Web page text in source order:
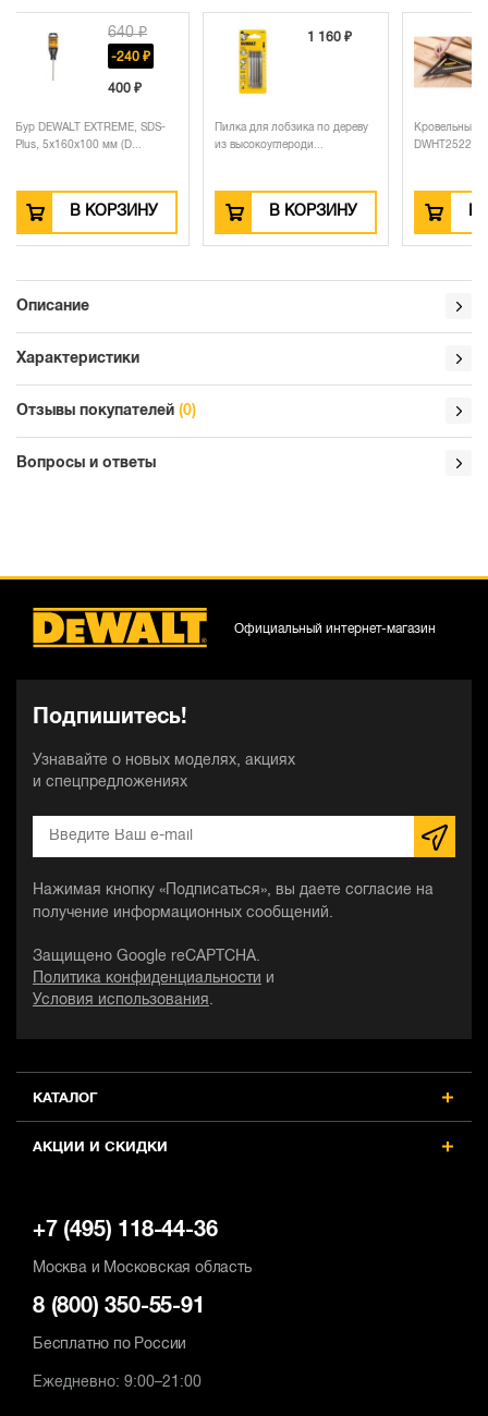
SDS-
Пилка для лобзика по дереву
из высокоуглероди...
В КОРЗИНУ
4 600 ₽
Кровельный угольник DEWALT
DWHT25228-0, метри...
В КОРЗИНУ
Описание
Характеристики
Отзывы покупателей (0)
Вопросы и ответы
КАТАЛОГ
АКЦИИ И СКИДКИ
Подпишитесь!
Узнавайте о новых моделях, акциях
и спецпредложениях
Нажимая кнопку «Подписаться», вы даете согласие на
получение информационных сообщений.
Защищено Google reCAPTCHA.
Политика конфиденциальности
и
Условия использования .
Официальный интернет-магазин
+7 (495) 118-44-36
Москва и Московская область
8 (800) 350-55-91
Бесплатно по России
Ежедневно: 9:00–21:00